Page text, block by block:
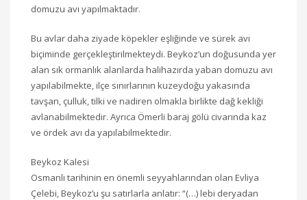
domuzu avı yapılmaktadır.
Bu avlar daha ziyade köpekler eşliğinde ve sürek avı
biçiminde gerçekleştirilmekteydi. Beykoz’un doğusunda yer
alan sık ormanlık alanlarda halihazırda yaban domuzu avı
yapılabilmekte, ilçe sınırlarının kuzeydoğu yakasında
tavşan, çulluk, tilki ve nadiren olmakla birlikte dağ kekliği
avlanabilmektedir. Ayrıca Ömerli baraj gölü civarında kaz
ve ördek avı da yapılabilmektedir.
Beykoz Kalesi
Osmanlı tarihinin en önemli seyyahlarından olan Evliya
Çelebi, Beykoz’u şu satırlarla anlatır: “(…) lebi deryadan